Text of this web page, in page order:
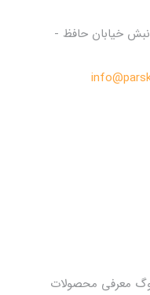
خیابان حافظ -
معرفی محصولات